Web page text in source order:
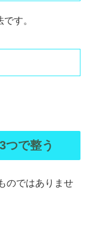
す。
つで整う
のではありませ